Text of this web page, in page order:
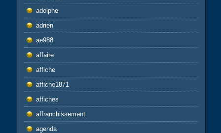
adolphe
adrien
ae988
affaire
affiche
affiche1871
affiches
affranchissement
agenda